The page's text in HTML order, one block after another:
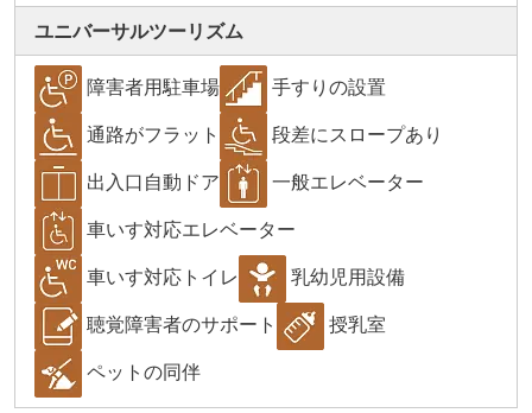
ユニバーサルツーリズム
障害者用駐車場
手すりの設置
通路がフラット
段差にスロープあり
出入口自動ドア
一般エレベーター
車いす対応エレベーター
車いす対応トイレ
乳幼児用設備
聴覚障害者のサポート
授乳室
ペットの同伴